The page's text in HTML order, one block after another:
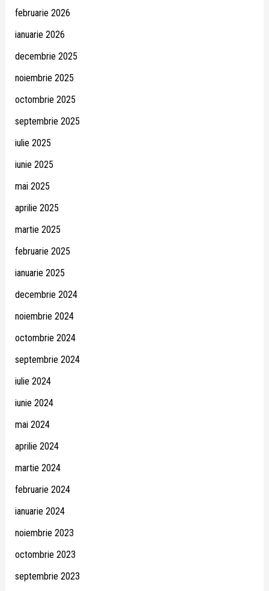
februarie 2026
ianuarie 2026
decembrie 2025
noiembrie 2025
octombrie 2025
septembrie 2025
iulie 2025
iunie 2025
mai 2025
aprilie 2025
martie 2025
februarie 2025
ianuarie 2025
decembrie 2024
noiembrie 2024
octombrie 2024
septembrie 2024
iulie 2024
iunie 2024
mai 2024
aprilie 2024
martie 2024
februarie 2024
ianuarie 2024
noiembrie 2023
octombrie 2023
septembrie 2023